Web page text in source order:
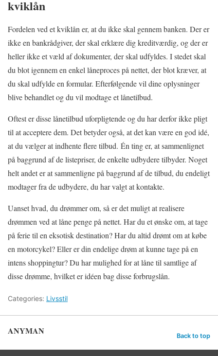
kviklån
Fordelen ved et kviklån er, at du ikke skal gennem banken. Der er
ikke en bankrådgiver, der skal erklære dig kreditværdig, og der er
heller ikke et væld af dokumenter, der skal udfyldes. I stedet skal
du blot igennem en enkel låneproces på nettet, der blot kræver, at
du skal udfylde en formular. Efterfølgende vil dine oplysninger
blive behandlet og du vil modtage et lånetilbud.
Oftest er disse lånetilbud uforpligtende og du har derfor ikke pligt
til at acceptere dem. Det betyder også, at det kan være en god idé,
at du vælger at indhente flere tilbud. Én ting er, at sammenlignet
på baggrund af de listepriser, de enkelte udbydere tilbyder. Noget
helt andet er at sammenligne på baggrund af de tilbud, du endeligt
modtager fra de udbydere, du har valgt at kontakte.
Uanset hvad, du drømmer om, så er det muligt at realisere
drømmen ved at låne penge på nettet. Har du et ønske om, at tage
på ferie til en eksotisk destination? Har du altid drømt om at købe
en motorcykel? Eller er din endelige drøm at kunne tage på en
intens shoppingtur? Du har mulighed for at låne til samtlige af
disse drømme, hvilket er idéen bag disse forbrugslån.
Categories: Livsstil
ANYMAN Back to top